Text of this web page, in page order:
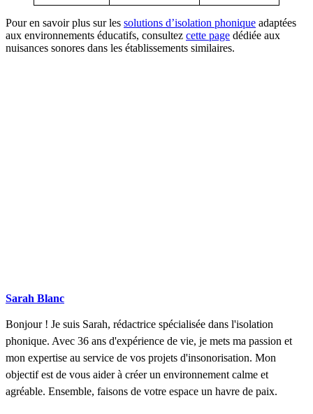
Pour en savoir plus sur les solutions d’isolation phonique adaptées
aux environnements éducatifs, consultez cette page dédiée aux
nuisances sonores dans les établissements similaires.
Sarah Blanc
Bonjour ! Je suis Sarah, rédactrice spécialisée dans l'isolation
phonique. Avec 36 ans d'expérience de vie, je mets ma passion et
mon expertise au service de vos projets d'insonorisation. Mon
objectif est de vous aider à créer un environnement calme et
agréable. Ensemble, faisons de votre espace un havre de paix.